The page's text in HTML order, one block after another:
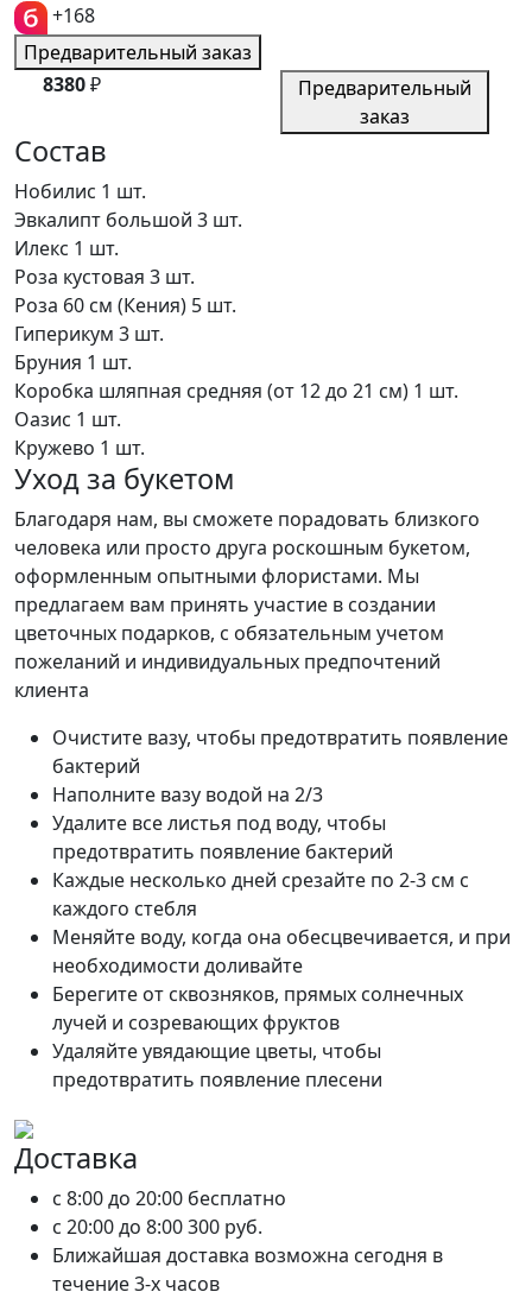
+168
Предварительный заказ
8380₽
Предварительный
заказ
Состав
Нобилис 1 шт.
Эвкалипт большой 3 шт.
Илекс 1 шт.
Роза кустовая 3 шт.
Роза 60 см (Кения) 5 шт.
Гиперикум 3 шт.
Бруния 1 шт.
Коробка шляпная средняя (от 12 до 21 см) 1 шт.
Оазис 1 шт.
Кружево 1 шт.
Уход за букетом
Благодаря нам, вы сможете порадовать близкого
человека или просто друга роскошным букетом,
оформленным опытными флористами. Мы
предлагаем вам принять участие в создании
цветочных подарков, с обязательным учетом
пожеланий и индивидуальных предпочтений
клиента
Очистите вазу, чтобы предотвратить появление
бактерий
Наполните вазу водой на 2/3
Удалите все листья под воду, чтобы
предотвратить появление бактерий
Каждые несколько дней срезайте по 2-3 см с
каждого стебля
Меняйте воду, когда она обесцвечивается, и при
необходимости доливайте
Берегите от сквозняков, прямых солнечных
лучей и созревающих фруктов
Удаляйте увядающие цветы, чтобы
предотвратить появление плесени
Доставка
c 8:00 до 20:00 бесплатно
c 20:00 до 8:00300 руб.
Ближайшая доставка возможна сегодня в
течение 3-х часов